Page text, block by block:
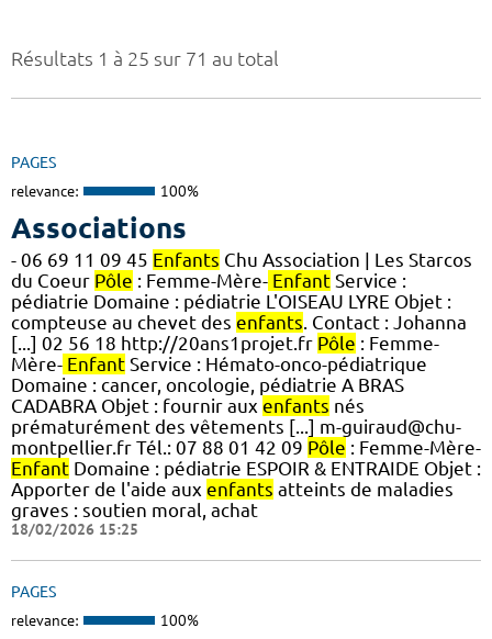
Résultats 1 à 25 sur 71 au total
PAGES
relevance: 100%
Associations
- 06 69 11 09 45 Enfants Chu Association | Les Starcos
du Coeur Pôle : Femme-Mère- Enfant Service :
pédiatrie Domaine : pédiatrie L'OISEAU LYRE Objet :
compteuse au chevet des enfants . Contact : Johanna
[...] 02 56 18 http://20ans1projet.fr Pôle : Femme-
Mère- Enfant Service : Hémato-onco-pédiatrique
Domaine : cancer, oncologie, pédiatrie A BRAS
CADABRA Objet : fournir aux enfants nés
prématurément des vêtements [...] m-guiraud@chu-
montpellier.fr Tél.: 07 88 01 42 09 Pôle : Femme-Mère-
Enfant Domaine : pédiatrie ESPOIR & ENTRAIDE Objet :
Apporter de l'aide aux enfants atteints de maladies
graves : soutien moral, achat
18/02/2026 15:25
PAGES
relevance: 100%